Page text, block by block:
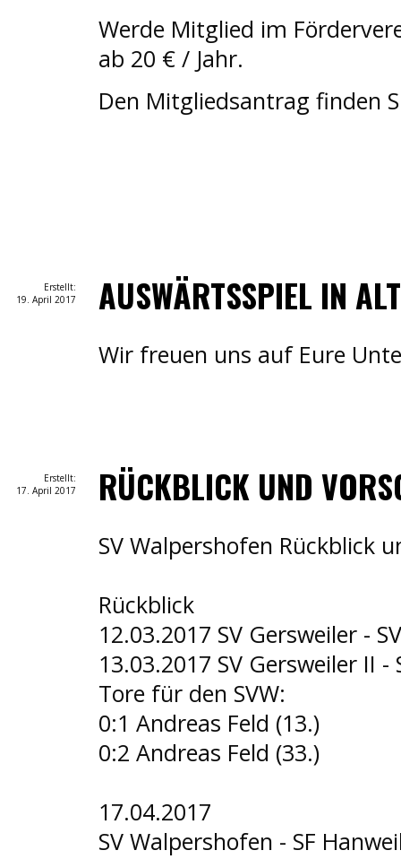
Werde Mitglied im
ab 20 € / Jahr.
Den Mitgliedsantrag finden
Erstellt:
19. April 2017
AUSWÄRTSSPIEL IN
Wir freuen uns auf Eure
Erstellt:
17. April 2017
RÜCKBLICK UND
SV Walpershofen Rückblick
Rückblick
12.03.2017 SV Gersweiler -
13.03.2017 SV Gersweiler II
Tore für den SVW:
0:1 Andreas Feld (13.)
0:2 Andreas Feld (33.)
17.04.2017
SV Walpershofen - SF